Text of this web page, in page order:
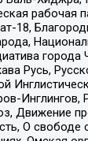
рабочая
18,
города
Русь,
Инглингов,
Движение
О свободе